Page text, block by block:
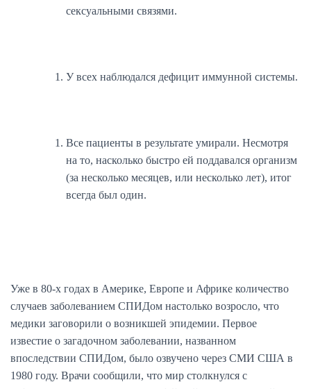
сексуальными связями.
У всех наблюдался дефицит иммунной системы.
Все пациенты в результате умирали. Несмотря
на то, насколько быстро ей поддавался организм
(за несколько месяцев, или несколько лет), итог
всегда был один.
Уже в 80-х годах в Америке, Европе и Африке количество
случаев заболеванием СПИДом настолько возросло, что
медики заговорили о возникшей эпидемии. Первое
известие о загадочном заболевании, названном
впоследствии СПИДом, было озвучено через СМИ США в
1980 году. Врачи сообщили, что мир столкнулся с